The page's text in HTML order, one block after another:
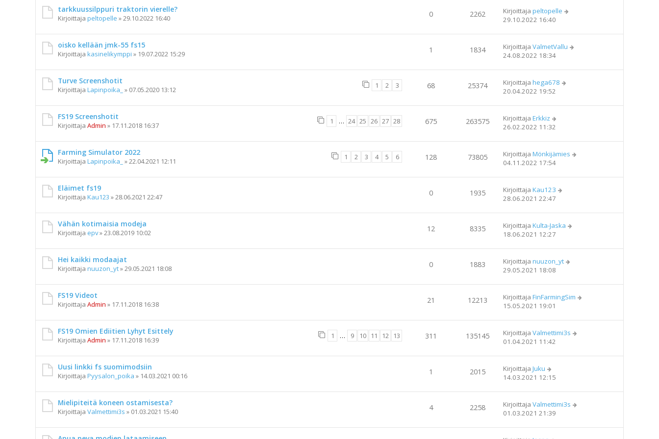
tarkkuussilppuri traktorin vierelle?
Kirjoittaja peltopelle »29.10.2022 16:40 0 2262 Kirjoittaja peltopelle
29.10.2022 16:40
oisko kellään jmk-55 fs15
Kirjoittaja kasinelikymppi » 19.07.2022 15:29 1 1834 Kirjoittaja ValmetVallu
24.08.2022 18:34
Turve Screenshotit
Kirjoittaja Lapinpoika_ » 07.05.2020 13:12 1 2 3 68 25374 Kirjoittaja hega678
20.04.2022 19:52
FS19 Screenshotit
Kirjoittaja Admin » 17.11.2018 16:37 1 … 24 25 26 27 28 675 263575 Kirjoittaja Erkkiz
26.02.2022 11:32
Farming Simulator 2022
Kirjoittaja Lapinpoika_ »22.04.2021 12:11 1 2 3 4 5 6 128 73805 Kirjoittaja Mönkijämies
04.11.2022 17:54
Eläimet fs19
Kirjoittaja Kau123 »28.06.2021 22:47 0 1935 Kirjoittaja Kau123
28.06.2021 22:47
Vähän kotimaisia modeja
Kirjoittaja epv»23.08.2019 10:02 12 8335 Kirjoittaja Kulta-Jaska
18.06.2021 12:27
Hei kaikki modaajat
Kirjoittaja nuuzon_yt»29.05.2021 18:08 0 1883 Kirjoittaja nuuzon_yt
29.05.2021 18:08
FS19 Videot
Kirjoittaja Admin » 17.11.2018 16:38 21 12213 Kirjoittaja FinFarmingSim
15.05.2021 19:01
FS19 Omien Ediitien Lyhyt Esittely
Kirjoittaja Admin » 17.11.2018 16:39 1 … 9 10 11 12 13 311 135145 Kirjoittaja Valmettimi3s
01.04.2021 11:42
Uusi linkki fs suomimodsiin
Kirjoittaja Pyysalon_poika » 14.03.2021 00:16 1 2015 Kirjoittaja Juku
14.03.2021 12:15
Mielipiteitä koneen ostamisesta?
Kirjoittaja Valmettimi3s » 01.03.2021 15:40 4 2258 Kirjoittaja Valmettimi3s
01.03.2021 21:39